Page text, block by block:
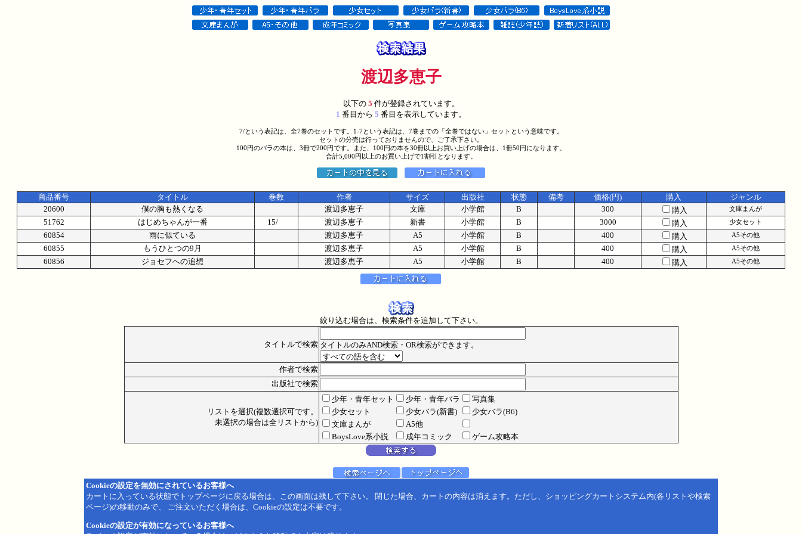
渡辺多恵子
以下の5 件が登録されています。
1 番目から 5 番目を表示しています。
7/という表記は、全7巻のセットです。1-7という表記は、7巻までの「全巻ではない」セットという意味です。
セットの分売は行っておりませんので、ご了承下さい。
100円のバラの本は、3冊で200円です。また、100円の本を30冊以上お買い上げの場合は、1冊50円になります。
合計5,000円以上のお買い上げで1割引となります。
商品番号 タイトル 巻数 作者 サイズ 出版社 状態 備考 価格(円) 購入
ジャンル
20600
僕の胸も熱くなる 渡辺多恵子 文庫 小学館 B 300 購入 文庫まんが
51762 はじめちゃんが一番 15/ 渡辺多恵子 新書 小学館 B 3000 購入 少女セット
60854 雨に似ている 渡辺多恵子 A5 小学館 B 400 購入 A5その他
60855 もうひとつの9月 渡辺多恵子 A5 小学館 B 400 購入 A5その他
60856 ジョセフへの追想 渡辺多恵子 A5 小学館 B 400 購入 A5その他
絞り込む場合は、検索条件を追加して下さい。
タイトルで検索 タイトルのみAND検索・OR検索ができます。
作者で検索
出版社で検索
リストを選択(複数選択可です。
未選択の場合は全リストから)
少年・青年セット 少年・青年バラ
写真集
少女セット
少女バラ(新書)
少女バラ(B6)
文庫まんが
A5他
BoysLove系小説
成年コミック ゲーム攻略本
Cookieの設定を無効にされているお客様へ
カートに入っている状態でトップページに戻る場合は、この画面は残して下さい。 閉じた場合、カートの内容は消えます。ただし、ショッピングカートシステム内(各リストや検索
ページ)の移動のみで、 ご注文いただく場合は、Cookieの設定は不要です。
Cookieの設定が有効になっているお客様へ